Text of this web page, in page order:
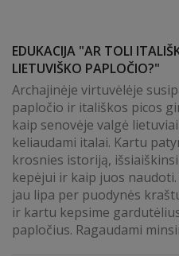
EDUKACIJA "AR TOLI
LIETUVIŠKO PAPLOČIO?"
Archajinėje virtuvėlėje
papločio ir itališkos picos
kaip senovėje valgė
keliaudami italai. Kartu
krosnies istoriją,
kepėjui ir kaip juos
jau lipa per puodynės
ir kartu kepsime
papločius. Ragaudami